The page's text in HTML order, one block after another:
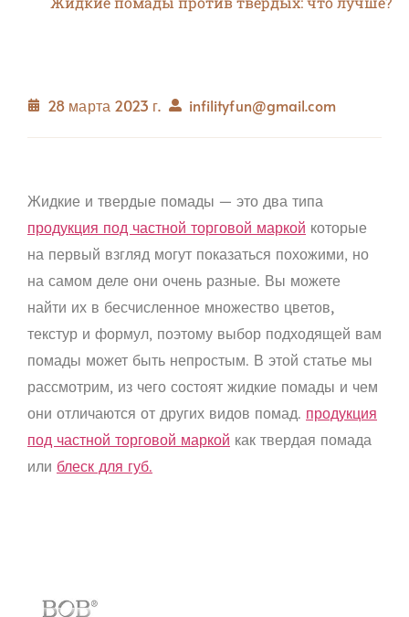
28 марта 2023 г. infilityfun@gmail.com
Жидкие и твердые помады — это два типа
продукция под частной торговой маркой которые
на первый взгляд могут показаться похожими, но
на самом деле они очень разные. Вы можете
найти их в бесчисленное множество цветов,
текстур и формул, поэтому выбор подходящей вам
помады может быть непростым. В этой статье мы
рассмотрим, из чего состоят жидкие помады и чем
они отличаются от других видов помад. продукция
под частной торговой маркой как твердая помада
или блеск для губ.